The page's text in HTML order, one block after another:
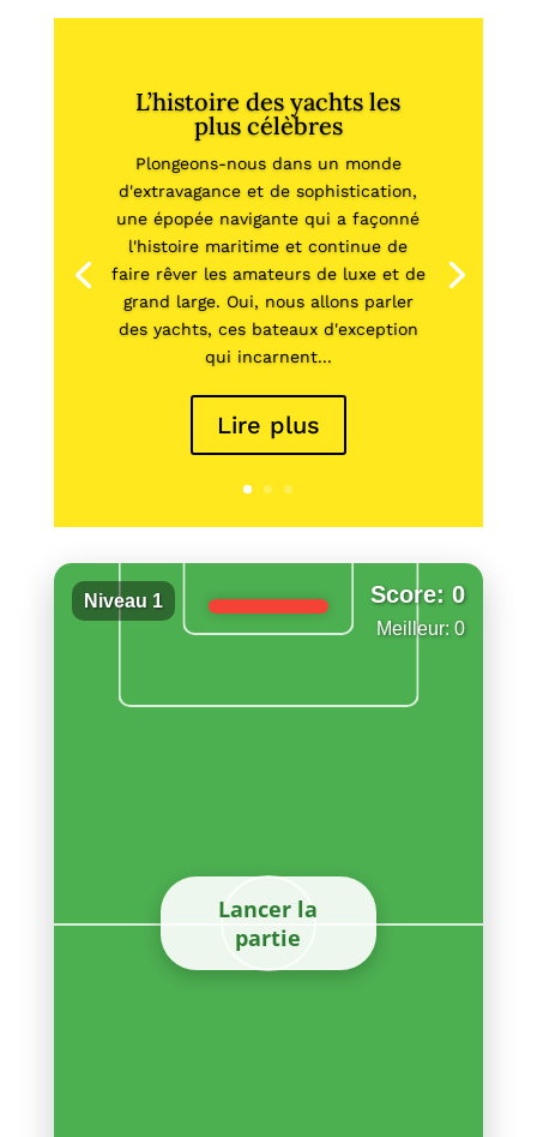
L’histoire des yachts les
plus célèbres
Plongeons-nous dans un monde
d'extravagance et de sophistication,
une épopée navigante qui a façonné
l'histoire maritime et continue de
faire rêver les amateurs de luxe et de
grand large. Oui, nous allons parler
des yachts, ces bateaux d'exception
qui incarnent...
Lire plus
Niveau 1 Score: 0
Meilleur: 0
Lancer la
partie